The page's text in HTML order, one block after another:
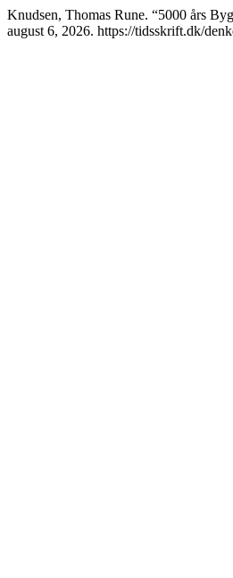
Knudsen, Thomas Rune. “5000 års
august 6, 2026. https://tidsskrift.dk/